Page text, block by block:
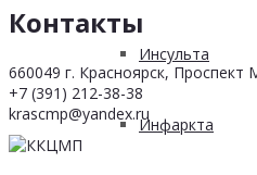
Инсульта
Инфаркта
Контакты
660049 г. Красноярск, Проспект
+7 (391) 212-38-38
krascmp@yandex.ru